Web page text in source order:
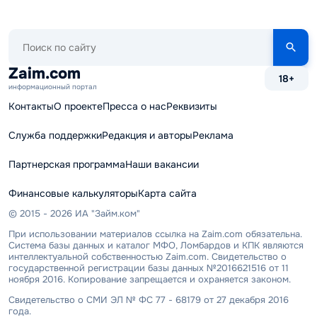
сайту
Zaim.com
информационный портал
18+
КонтактыО проектеПресса о насРеквизиты
Служба поддержкиРедакция и авторыРеклама
Партнерская программаНаши вакансии
Финансовые калькуляторыКарта сайта
© 2015 - 2026 ИА "Займ.ком"
При использовании материалов ссылка на Zaim.com обязательна.
Система базы данных и каталог МФО, Ломбардов и КПК являются
интеллектуальной собственностью Zaim.com. Свидетельство о
государственной регистрации базы данных №2016621516 от 11
ноября 2016. Копирование запрещается и охраняется законом.
Свидетельство о СМИ ЭЛ № ФС 77 - 68179 от 27 декабря 2016
года.